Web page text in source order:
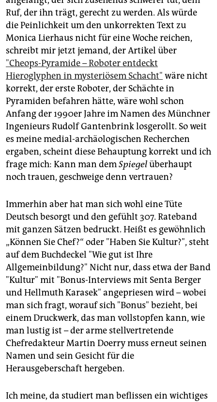
Ruf, der ihn trägt, gerecht zu werden. Als würde
die Peinlichkeit um den unkorrekten Text zu
Monica Lierhaus nicht für eine Woche reichen,
schreibt mir jetzt jemand, der Artikel über
"Cheops-Pyramide – Roboter entdeckt
Hieroglyphen in mysteriösem Schacht" wäre nicht
korrekt, der erste Roboter, der Schächte in
Pyramiden befahren hätte, wäre wohl schon
Anfang der 1990er Jahre im Namen des Münchner
Ingenieurs Rudolf Gantenbrink losgerollt. So weit
es meine medial-archäologischen Recherchen
ergaben, scheint diese Behauptung korrekt und ich
frage mich: Kann man demSpiegelüberhaupt
noch trauen, geschweige denn vertrauen?
Immerhin aber hat man sich wohl eine Tüte
Deutsch besorgt und den gefühlt 307. Rateband
mit ganzen Sätzen bedruckt. Heißt es gewöhnlich
„Können Sie Chef?“ oder "Haben Sie Kultur?", steht
auf dem Buchdeckel "Wie gut ist Ihre
Allgemeinbildung?" Nicht nur, dass etwa der Band
"Kultur" mit "Bonus-Interviews mit Senta Berger
und Hellmuth Karasek" angepriesen wird – wobei
man sich fragt, worauf sich "Bonus" bezieht, bei
einem Druckwerk, das man vollstopfen kann, wie
man lustig ist – der arme stellvertretende
Chefredakteur Martin Doerry muss erneut seinen
Namen und sein Gesicht für die
Herausgeberschaft hergeben.
Ich meine, da studiert man beflissen ein wichtiges